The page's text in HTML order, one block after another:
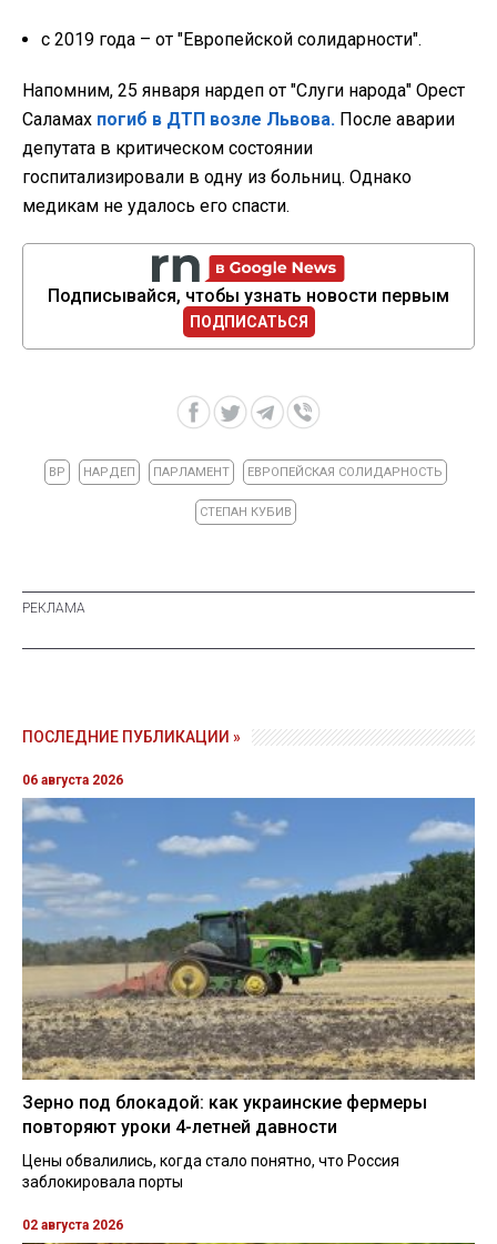
с 2019 года – от "Европейской солидарности".
Напомним, 25 января нардеп от "Слуги народа" Орест
Саламах погиб в ДТП возле Львова. После аварии
депутата в критическом состоянии
госпитализировали в одну из больниц. Однако
медикам не удалось его спасти.
Подписывайся, чтобы узнать новости первым
ПОДПИСАТЬСЯ
ВР НАРДЕП ПАРЛАМЕНТ ЕВРОПЕЙСКАЯ СОЛИДАРНОСТЬ
СТЕПАН КУБИВ
ПОСЛЕДНИЕ ПУБЛИКАЦИИ »
06 августа 2026
Зерно под блокадой: как украинские фермеры
повторяют уроки 4-летней давности
Цены обвалились, когда стало понятно, что Россия
заблокировала порты
02 августа 2026